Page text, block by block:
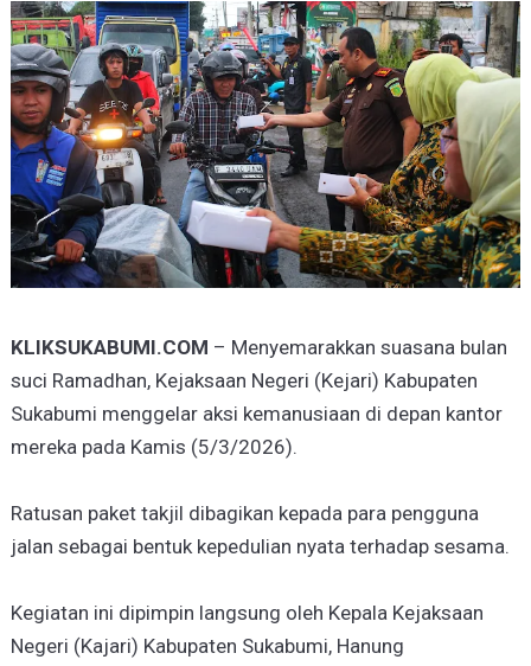
KLIKSUKABUMI.COM – Menyemarakkan suasana bulan
suci Ramadhan, Kejaksaan Negeri (Kejari) Kabupaten
Sukabumi menggelar aksi kemanusiaan di depan kantor
mereka pada Kamis (5/3/2026).
Ratusan paket takjil dibagikan kepada para pengguna
jalan sebagai bentuk kepedulian nyata terhadap sesama.
Kegiatan ini dipimpin langsung oleh Kepala Kejaksaan
Negeri (Kajari) Kabupaten Sukabumi, Hanung